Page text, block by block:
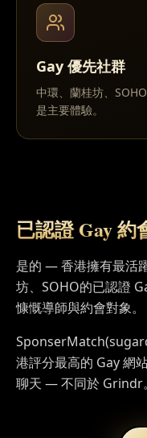
Gay 優先社群
中環、蘭桂坊、
是主要體驗。
已認證 Gay
是的 — 香港擁有最活
坊、SOHO的已認證
慷慨導師與約會對象。
港評分最高的 Gay 網
聊天 — 不同於 Grindr。